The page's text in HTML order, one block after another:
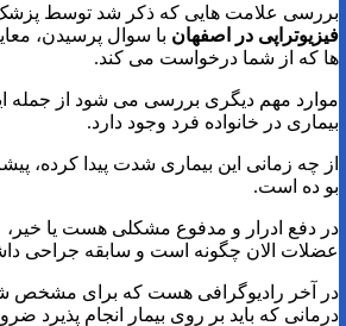
بررسی علامت هایی که ذکر شد توسط
فیزیوتراپی در اصفهان با سوال پرسیدن،
ها که از شما درخواست می کند.
موارد مهم دیگری بررسی می شود از جمله
بیماری در خانواده فرد وجود دارد.
از چه زمانی این بیماری شدت پیدا کرده،
بو ده است.
در دفع ادرار و مدفوع مشکلی هست یا خیر،
عضلات الان چگونه است و سابقه جراحی
در آخر رادیوگرافی هست که برای
درمانی که باید بر روی بیمار انجام پذیرد